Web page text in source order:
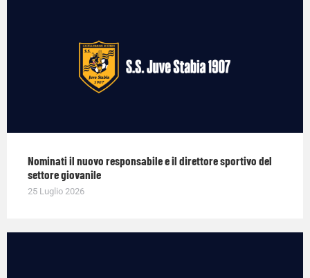
Nominati il nuovo responsabile e il direttore sportivo del
settore giovanile
25 Luglio 2026